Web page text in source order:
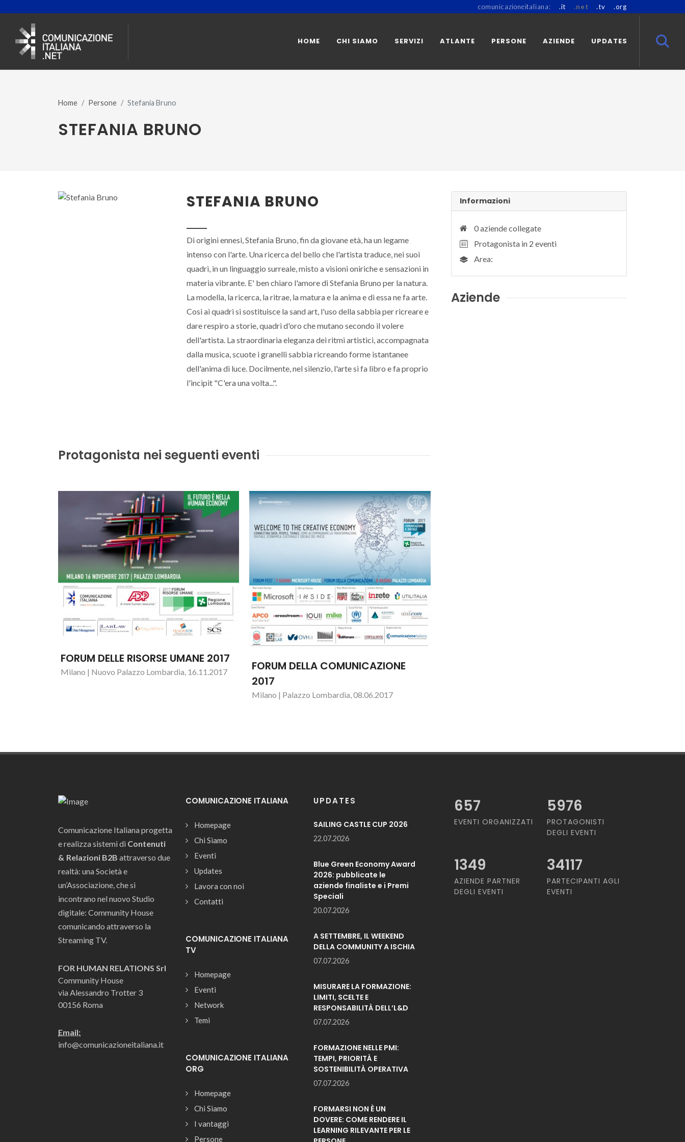
comunicazioneitaliana: .it .net .tv .org
HOME CHI SIAMO SERVIZI ATLANTE PERSONE AZIENDE UPDATES
Home Persone Stefania Bruno
STEFANIA BRUNO
STEFANIA BRUNO
Di origini ennesi, Stefania Bruno, fin da giovane età, ha un legame
intenso con l'arte. Una ricerca del bello che l'artista traduce, nei suoi
quadri, in un linguaggio surreale, misto a visioni oniriche e sensazioni in
materia vibrante. E' ben chiaro l'amore di Stefania Bruno per la natura.
La modella, la ricerca, la ritrae, la matura e la anima e di essa ne fa arte.
Cosi ai quadri si sostituisce la sand art, l'uso della sabbia per ricreare e
dare respiro a storie, quadri d'oro che mutano secondo il volere
dell'artista. La straordinaria eleganza dei ritmi artistici, accompagnata
dalla musica, scuote i granelli sabbia ricreando forme istantanee
dell'anima di luce. Docilmente, nel silenzio, l'arte si fa libro e fa proprio
l'incipit "C'era una volta...".
Protagonista nei seguenti eventi
FORUM DELLE RISORSE UMANE 2017
Milano | Nuovo Palazzo Lombardia, 16.11.2017
FORUM DELLA COMUNICAZIONE
2017
Milano | Palazzo Lombardia, 08.06.2017
Informazioni
0 aziende collegate
Protagonista in 2 eventi
Area:
Aziende
Comunicazione Italiana progetta
e realizza sistemi di Contenuti
& Relazioni B2B attraverso due
realtà: una Società e
un’Associazione, che si
incontrano nel nuovo Studio
digitale: Community House
comunicando attraverso la
Streaming TV.
FOR HUMAN RELATIONS Srl
Community House
via Alessandro Trotter 3
00156 Roma
Email:
info@comunicazioneitaliana.it
COMUNICAZIONE ITALIANA
Homepage
Chi Siamo
Eventi
Updates
Lavora con noi
Contatti
COMUNICAZIONE ITALIANA
TV
Homepage
Eventi
Network
Temi
COMUNICAZIONE ITALIANA
ORG
Homepage
Chi Siamo
I vantaggi
Persone
UPDATES
SAILING CASTLE CUP 2026
22.07.2026
Blue Green Economy Award
2026: pubblicate le
aziende finaliste e i Premi
Speciali
20.07.2026
A SETTEMBRE, IL WEEKEND
DELLA COMMUNITY A ISCHIA
07.07.2026
MISURARE LA FORMAZIONE:
LIMITI, SCELTE E
RESPONSABILITÀ DELL’L&D
07.07.2026
FORMAZIONE NELLE PMI:
TEMPI, PRIORITÀ E
SOSTENIBILITÀ OPERATIVA
07.07.2026
FORMARSI NON È UN
DOVERE: COME RENDERE IL
LEARNING RILEVANTE PER LE
657
EVENTI ORGANIZZATI
5976
PROTAGONISTI
DEGLI EVENTI
1349
AZIENDE PARTNER
DEGLI EVENTI
34117
PARTECIPANTI AGLI
EVENTI